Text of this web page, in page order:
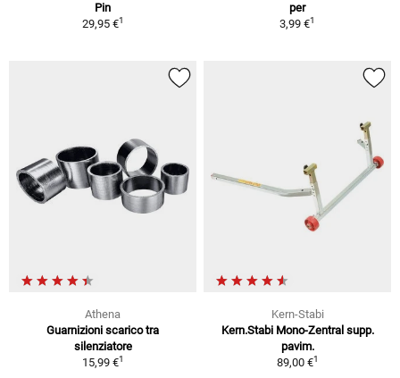
Pin
29,95 €1
per
3,99 €1
Athena
Guarnizioni scarico tra
silenziatore
15,99 €1
Kern-Stabi
Kern.Stabi Mono-Zentral supp.
pavim.
89,00 €1